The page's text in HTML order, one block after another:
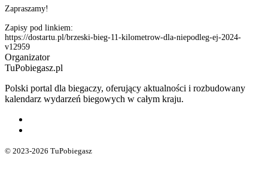
Zapraszamy!
Zapisy pod linkiem:
https://dostartu.pl/brzeski-bieg-11-kilometrow-dla-niepodleg-ej-2024-
v12959
Organizator
TuPobiegasz.pl
Polski portal dla biegaczy, oferujący aktualności i rozbudowany
kalendarz wydarzeń biegowych w całym kraju.
© 2023-2026 TuPobiegasz